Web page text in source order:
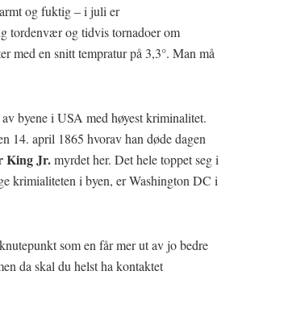
og fuktig – i juli er
tordenvær og tidvis tornadoer om
med en snitt tempratur på 3,3°. Man må
byene i USA med høyest kriminalitet.
14. april 1865 hvorav han døde dagen
King Jr.myrdet her. Det hele toppet seg i
krimialiteten i byen, er Washington DC i
som en får mer ut av jo bedre
da skal du helst ha kontaktet